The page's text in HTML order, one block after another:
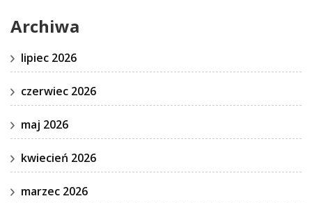
Archiwa
lipiec 2026
czerwiec 2026
maj 2026
kwiecień 2026
marzec 2026